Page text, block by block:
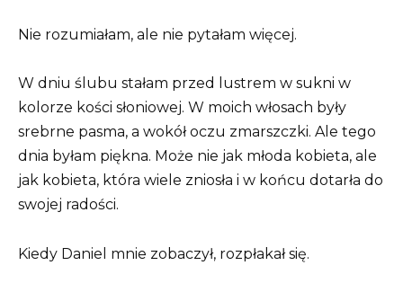
Nie rozumiałam, ale nie pytałam więcej.
W dniu ślubu stałam przed lustrem w sukni w
kolorze kości słoniowej. W moich włosach były
srebrne pasma, a wokół oczu zmarszczki. Ale tego
dnia byłam piękna. Może nie jak młoda kobieta, ale
jak kobieta, która wiele zniosła i w końcu dotarła do
swojej radości.
Kiedy Daniel mnie zobaczył, rozpłakał się.